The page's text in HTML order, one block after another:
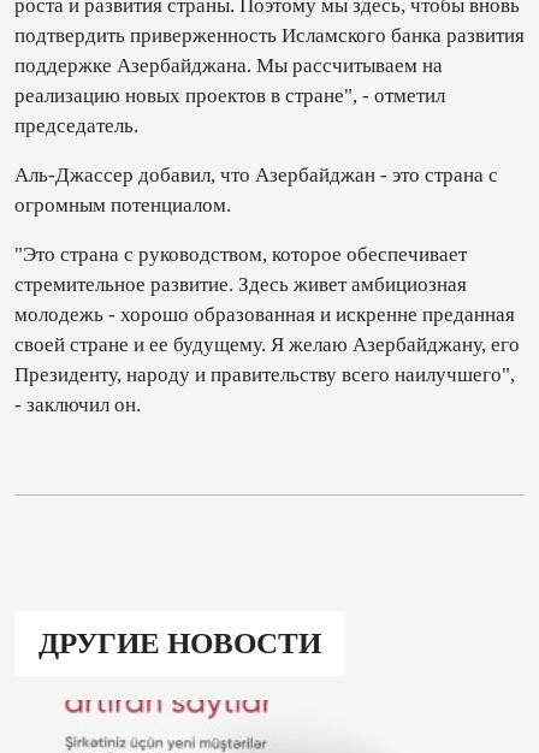
роста и развития страны. Поэтому мы здесь, чтобы вновь
подтвердить приверженность Исламского банка развития
поддержке Азербайджана. Мы рассчитываем на
реализацию новых проектов в стране", - отметил
председатель.
Аль-Джассер добавил, что Азербайджан - это страна с
огромным потенциалом.
"Это страна с руководством, которое обеспечивает
стремительное развитие. Здесь живет амбициозная
молодежь - хорошо образованная и искренне преданная
своей стране и ее будущему. Я желаю Азербайджану, его
Президенту, народу и правительству всего наилучшего",
- заключил он.
ДРУГИЕ НОВОСТИ